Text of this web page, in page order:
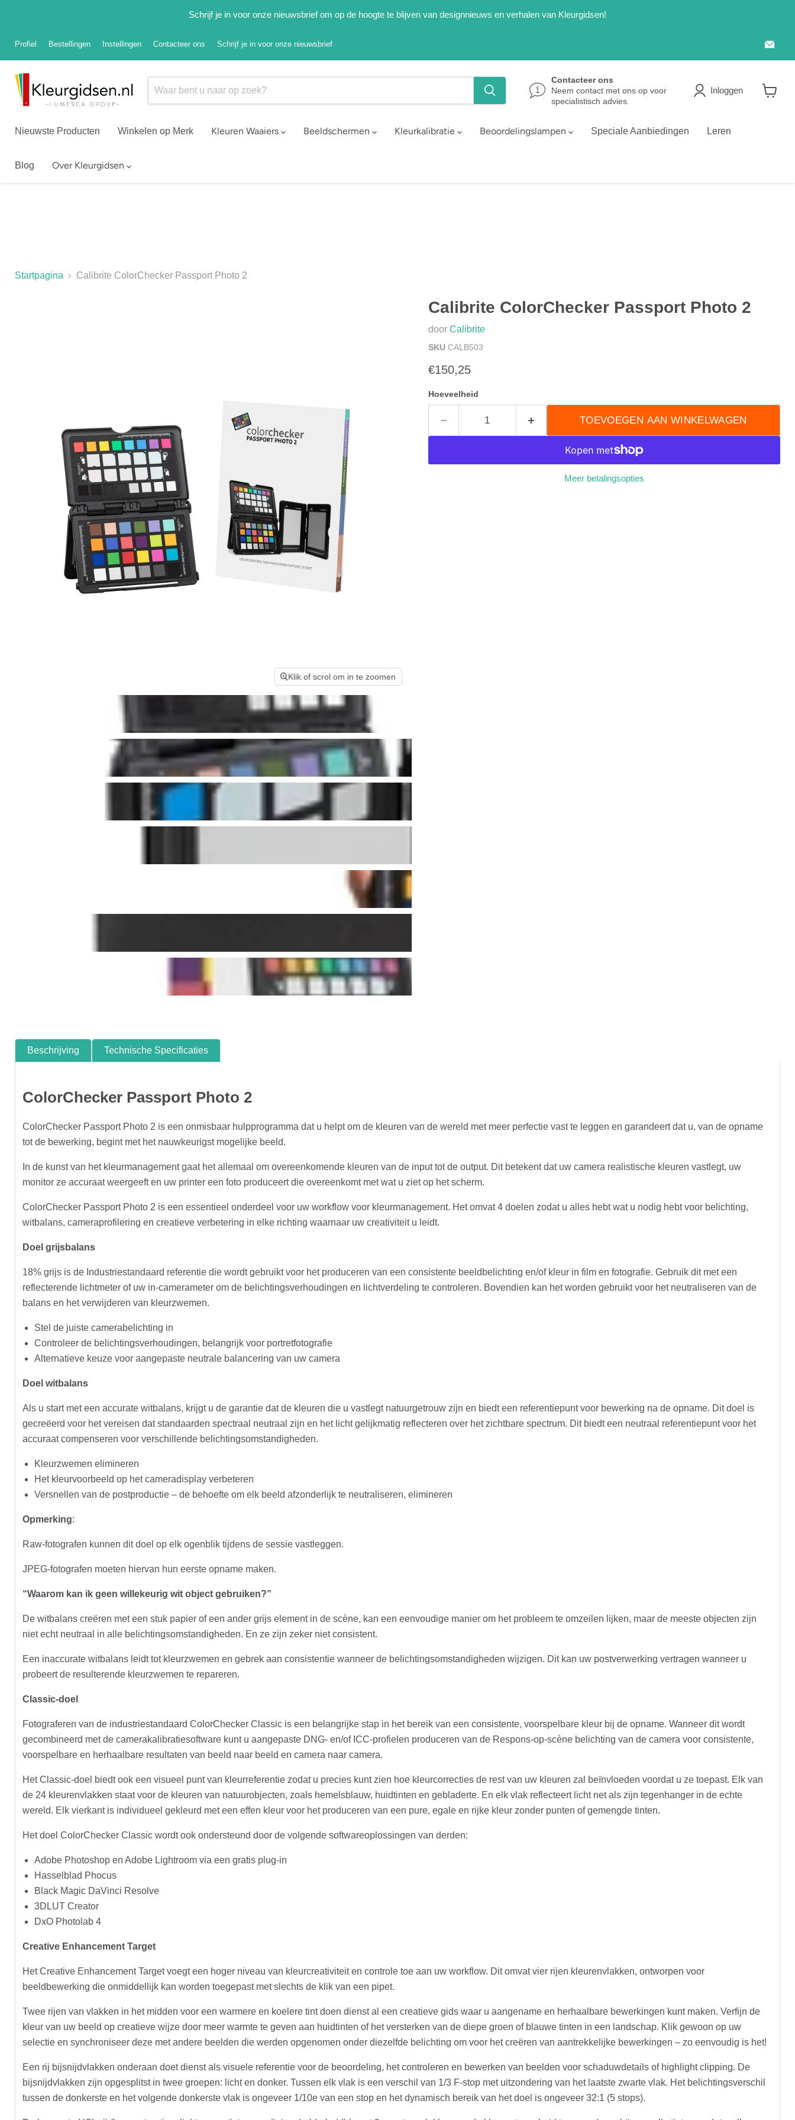
Schrijf je in voor onze nieuwsbrief om op de hoogte te blijven van designnieuws en verhalen van Kleurgidsen!
Profiel Bestellingen Instellingen Contacteer ons Schrijf je in voor onze nieuwsbrief
Contacteer ons
Neem contact met ons op voor
specialistisch advies.
Inloggen
Nieuwste Producten
Winkelen op Merk Kleuren Waaiers Beeldschermen Kleurkalibratie Beoordelingslampen Speciale Aanbiedingen Leren
Blog Over Kleurgidsen
Startpagina Calibrite ColorChecker Passport Photo 2
Klik of scrol om in te zoomen
Calibrite ColorChecker Passport Photo 2
door Calibrite
SKU CALB503
Huidige prijs
€150,25
Hoeveelheid
TOEVOEGEN AAN WINKELWAGEN
Meer betalingsopties
Beschrijving Technische Specificaties
ColorChecker Passport Photo 2
ColorChecker Passport Photo 2 is een onmisbaar hulpprogramma dat u helpt om de kleuren van de wereld met meer perfectie vast te leggen en garandeert dat u, van de opname
tot de bewerking, begint met het nauwkeurigst mogelijke beeld.
In de kunst van het kleurmanagement gaat het allemaal om overeenkomende kleuren van de input tot de output. Dit betekent dat uw camera realistische kleuren vastlegt, uw
monitor ze accuraat weergeeft en uw printer een foto produceert die overeenkomt met wat u ziet op het scherm.
ColorChecker Passport Photo 2 is een essentieel onderdeel voor uw workflow voor kleurmanagement. Het omvat 4 doelen zodat u alles hebt wat u nodig hebt voor belichting,
witbalans, cameraprofilering en creatieve verbetering in elke richting waarnaar uw creativiteit u leidt.
Doel grijsbalans
18% grijs is de Industriestandaard referentie die wordt gebruikt voor het produceren van een consistente beeldbelichting en/of kleur in film en fotografie. Gebruik dit met een
reflecterende lichtmeter of uw in-camerameter om de belichtingsverhoudingen en lichtverdeling te controleren. Bovendien kan het worden gebruikt voor het neutraliseren van de
balans en het verwijderen van kleurzwemen.
Stel de juiste camerabelichting in
Controleer de belichtingsverhoudingen, belangrijk voor portretfotografie
Alternatieve keuze voor aangepaste neutrale balancering van uw camera
Doel witbalans
Als u start met een accurate witbalans, krijgt u de garantie dat de kleuren die u vastlegt natuurgetrouw zijn en biedt een referentiepunt voor bewerking na de opname. Dit doel is
gecreëerd voor het vereisen dat standaarden spectraal neutraal zijn en het licht gelijkmatig reflecteren over het zichtbare spectrum. Dit biedt een neutraal referentiepunt voor het
accuraat compenseren voor verschillende belichtingsomstandigheden.
Kleurzwemen elimineren
Het kleurvoorbeeld op het cameradisplay verbeteren
Versnellen van de postproductie – de behoefte om elk beeld afzonderlijk te neutraliseren, elimineren
Opmerking:
Raw-fotografen kunnen dit doel op elk ogenblik tijdens de sessie vastleggen.
JPEG-fotografen moeten hiervan hun eerste opname maken.
“Waarom kan ik geen willekeurig wit object gebruiken?”
De witbalans creëren met een stuk papier of een ander grijs element in de scène, kan een eenvoudige manier om het probleem te omzeilen lijken, maar de meeste objecten zijn
niet echt neutraal in alle belichtingsomstandigheden. En ze zijn zeker niet consistent.
Een inaccurate witbalans leidt tot kleurzwemen en gebrek aan consistentie wanneer de belichtingsomstandigheden wijzigen. Dit kan uw postverwerking vertragen wanneer u
probeert de resulterende kleurzwemen te repareren.
Classic-doel
Fotograferen van de industriestandaard ColorChecker Classic is een belangrijke stap in het bereik van een consistente, voorspelbare kleur bij de opname. Wanneer dit wordt
gecombineerd met de camerakalibratiesoftware kunt u aangepaste DNG- en/of ICC-profielen produceren van de Respons-op-scène belichting van de camera voor consistente,
voorspelbare en herhaalbare resultaten van beeld naar beeld en camera naar camera.
Het Classic-doel biedt ook een visueel punt van kleurreferentie zodat u precies kunt zien hoe kleurcorrecties de rest van uw kleuren zal beïnvloeden voordat u ze toepast. Elk van
de 24 kleurenvlakken staat voor de kleuren van natuurobjecten, zoals hemelsblauw, huidtinten en gebladerte. En elk vlak reflecteert licht net als zijn tegenhanger in de echte
wereld. Elk vierkant is individueel gekleurd met een effen kleur voor het produceren van een pure, egale en rijke kleur zonder punten of gemengde tinten.
Het doel ColorChecker Classic wordt ook ondersteund door de volgende softwareoplossingen van derden:
Adobe Photoshop en Adobe Lightroom via een gratis plug-in
Hasselblad Phocus
Black Magic DaVinci Resolve
3DLUT Creator
DxO Photolab 4
Creative Enhancement Target
Het Creative Enhancement Target voegt een hoger niveau van kleurcreativiteit en controle toe aan uw workflow. Dit omvat vier rijen kleurenvlakken, ontworpen voor
beeldbewerking die onmiddellijk kan worden toegepast met slechts de klik van een pipet.
Twee rijen van vlakken in het midden voor een warmere en koelere tint doen dienst al een creatieve gids waar u aangename en herhaalbare bewerkingen kunt maken. Verfijn de
kleur van uw beeld op creatieve wijze door meer warmte te geven aan huidtinten of het versterken van de diepe groen of blauwe tinten in een landschap. Klik gewoon op uw
selectie en synchroniseer deze met andere beelden die werden opgenomen onder diezelfde belichting om voor het creëren van aantrekkelijke bewerkingen – zo eenvoudig is het!
Een rij bijsnijdvlakken onderaan doet dienst als visuele referentie voor de beoordeling, het controleren en bewerken van beelden voor schaduwdetails of highlight clipping. De
bijsnijdvlakken zijn opgesplitst in twee groepen: licht en donker. Tussen elk vlak is een verschil van 1/3 F-stop met uitzondering van het laatste zwarte vlak. Het belichtingsverschil
tussen de donkerste en het volgende donkerste vlak is ongeveer 1/10e van een stop en het dynamisch bereik van het doel is ongeveer 32:1 (5 stops).